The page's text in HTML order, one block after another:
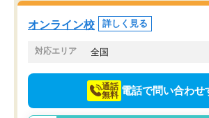
ったです。友達と好きな時間に自習
し、お互いを高めあえる環境がありま
オンライン校 詳しく見る
対応エリア 全国
通話
無料 電話で問い合わせ